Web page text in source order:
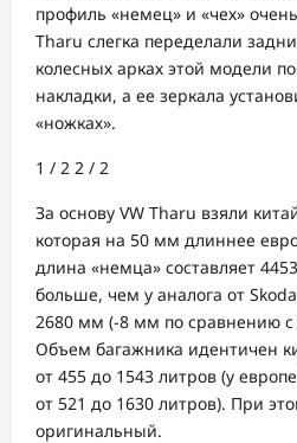
профиль «немец» и «чех»
Tharu слегка переделали
колесных арках этой модели
накладки, а ее зеркала
«ножках».
1 / 2 2 / 2
За основу VW Tharu взяли
которая на 50 мм длиннее
длина «немца» составляет
больше, чем у аналога от
2680 мм (-8 мм по сравнению
Объем багажника идентичен
от 455 до 1543 литров (у
от 521 до 1630 литров). При
оригинальный.